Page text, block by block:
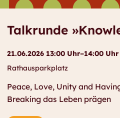
Talkrunde
21.06.2026 13:00 Uhr–14:00 Uhr
Rathausparkplatz
Peace, Love, Unity and
Breaking das Leben prägen